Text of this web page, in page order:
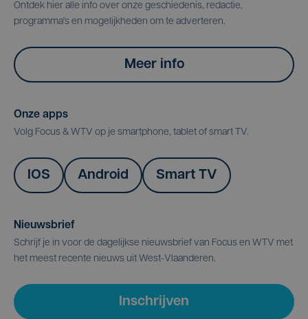
Ontdek hier alle info over onze geschiedenis, redactie,
programma's en mogelijkheden om te adverteren.
Meer info
Onze apps
Volg Focus & WTV op je smartphone, tablet of smart TV.
IOS Android Smart TV
Nieuwsbrief
Schrijf je in voor de dagelijkse nieuwsbrief van Focus en WTV met
het meest recente nieuws uit West-Vlaanderen.
Inschrijven